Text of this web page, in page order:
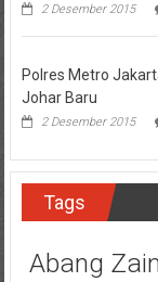
2 Desember 2015
Polres Metro
Johar Baru
2 Desember 2015
Tags
Abang